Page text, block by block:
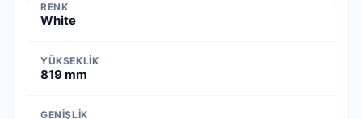
RENK
White
YÜKSEKLIK
819 mm
GENIŞLIK